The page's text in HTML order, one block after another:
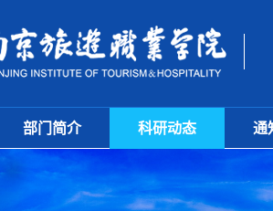
部门简介 科研动态 通